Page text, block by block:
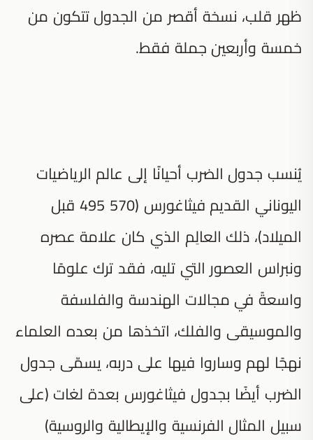
ظهر قلب، نسخة أقصر من الجدول تتكون من
خمسة وأربعين جملة فقط.
يُنسب جدول الضرب أحيانًا إلى عالم الرياضيات
اليوناني القديم فيثاغورس (570 495 قبل
الميلاد)، ذلك العالِم الذي كان علامة عصره
ونبراس العصور التي تليه، فقد ترك علومًا
واسعةً في مجالات الهندسة والفلسفة
والموسيقى والفلك، اتخذها من بعده العلماء
نهجًا لهم وساروا فيها على دربه، يسمّى جدول
الضرب أيضًا بجدول فيثاغورس بعدة لغات (على
سبيل المثال الفرنسية والإيطالية والروسية)